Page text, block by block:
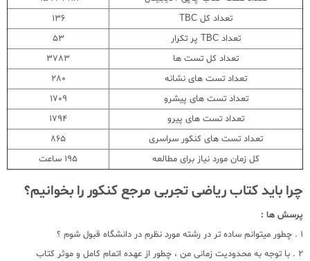
تعداد کل TBC
136
تعداد TBC پر تکرار
53
تعداد کل تست ها
3783
تعداد تست های نشانه
280
تعداد تست های پیشرو
1709
تعداد تست های پیرو
1794
تعداد تست های کنکور سراسری
865
کل زمان مورد نیاز برای مطالعه
195 ساعت
چرا باید کتاب ریاضی تجربی مرجع کنکور را بخوانیم؟
پرسش ها :
1 . چطور میتوانم ساده تر در رشته مورد نظرم در دانشگاه قبول شوم ؟
2 . با توجه به محدودیت زمانی من ، چطور از عهده اتمام کامل و موثر کتاب